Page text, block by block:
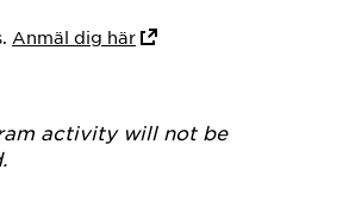
activity will not be
Anmäl dig här